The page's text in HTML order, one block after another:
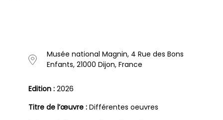
Musée national Magnin, 4 Rue des Bons
Enfants, 21000 Dijon, France
Edition : 2026
Titre de l’œuvre : Différentes oeuvres